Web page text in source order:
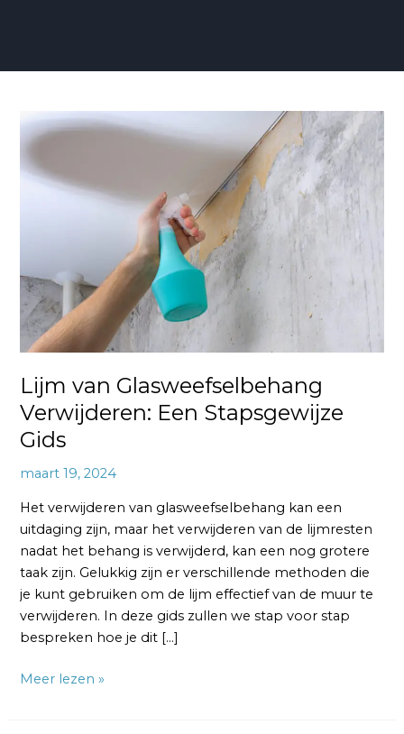
Lijm van Glasweefselbehang
Verwijderen: Een Stapsgewijze
Gids
maart 19, 2024
Het verwijderen van glasweefselbehang kan een
uitdaging zijn, maar het verwijderen van de lijmresten
nadat het behang is verwijderd, kan een nog grotere
taak zijn. Gelukkig zijn er verschillende methoden die
je kunt gebruiken om de lijm effectief van de muur te
verwijderen. In deze gids zullen we stap voor stap
bespreken hoe je dit […]
Lijm
van
Glasweefselbehang
Verwijderen:
Meer lezen »